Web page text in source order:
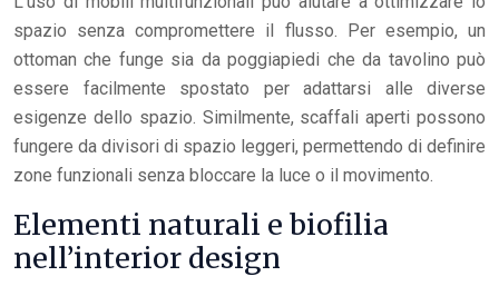
spazio senza compromettere il flusso. Per esempio, un
ottoman che funge sia da poggiapiedi che da tavolino può
essere facilmente spostato per adattarsi alle diverse
esigenze dello spazio. Similmente, scaffali aperti possono
fungere da divisori di spazio leggeri, permettendo di definire
zone funzionali senza bloccare la luce o il movimento.
Elementi naturali e biofilia
nell’interior design